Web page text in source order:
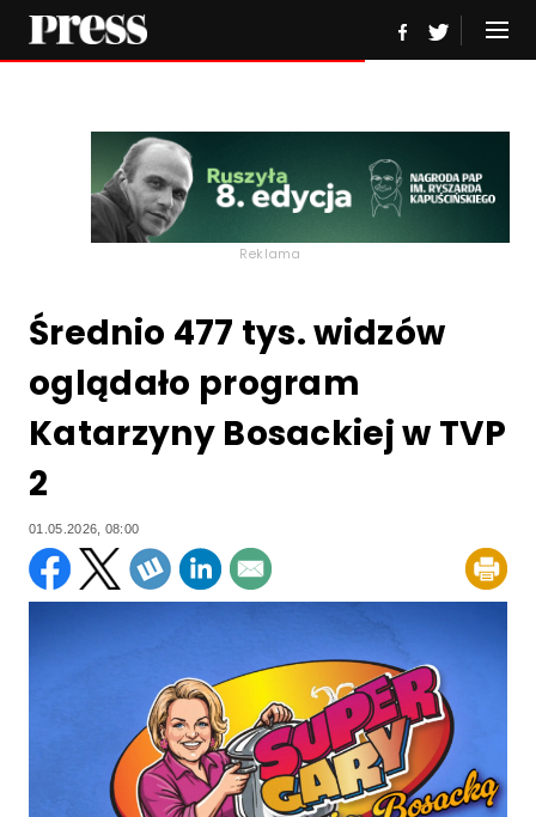
Reklama
Średnio 477 tys. widzów
oglądało program
Katarzyny Bosackiej w TVP
2
01.05.2026, 08:00